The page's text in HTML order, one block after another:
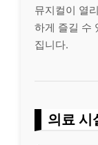
뮤지컬이 열
하게 즐길 수
집니다.
의료 시